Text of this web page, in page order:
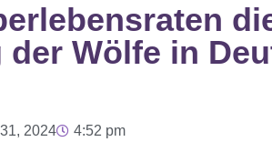
Wölfe in
2024 4:52 pm